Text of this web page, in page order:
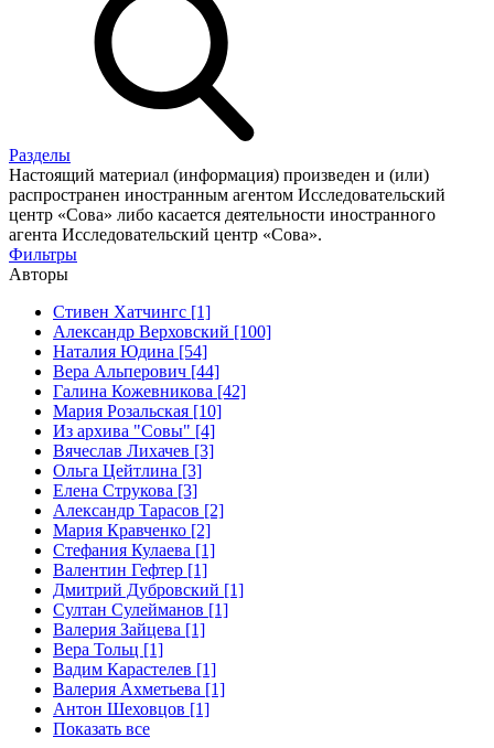
Разделы
Настоящий материал (информация) произведен и (или)
распространен иностранным агентом Исследовательский
центр «Сова» либо касается деятельности иностранного
агента Исследовательский центр «Сова».
Фильтры
Авторы
Стивен Хатчингс [1]
Александр Верховский [100]
Наталия Юдина [54]
Вера Альперович [44]
Галина Кожевникова [42]
Мария Розальская [10]
Из архива "Совы" [4]
Вячеслав Лихачев [3]
Ольга Цейтлина [3]
Елена Струкова [3]
Александр Тарасов [2]
Мария Кравченко [2]
Стефания Кулаева [1]
Валентин Гефтер [1]
Дмитрий Дубровский [1]
Султан Сулейманов [1]
Валерия Зайцева [1]
Верa Тольц [1]
Вадим Карастелев [1]
Валерия Ахметьева [1]
Антон Шеховцов [1]
Показать все